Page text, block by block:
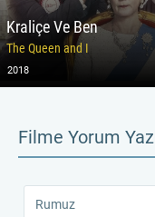
Kraliçe Ve Ben
The Queen and I
2018
Filme Yorum Yaz